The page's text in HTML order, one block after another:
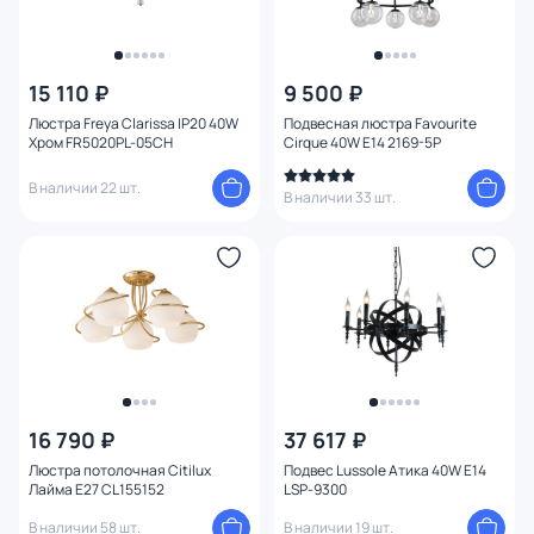
15 110 ₽
Люстра Freya Clarissa IP20 40W
Хром FR5020PL-05CH
В наличии 22 шт.
9 500 ₽
Подвесная люстра Favourite
Cirque 40W E14 2169-5P
В наличии 33 шт.
16 790 ₽
Люстра потолочная Citilux
Лайма E27 CL155152
В наличии 58 шт.
37 617 ₽
Подвес Lussole Атика 40W E14
LSP-9300
В наличии 19 шт.